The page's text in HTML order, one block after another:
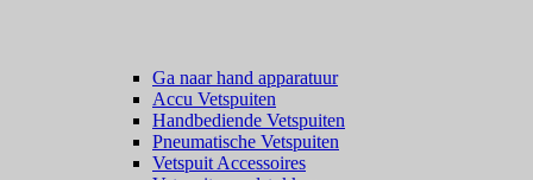
Ga naar hand apparatuur
Accu Vetspuiten
Handbediende Vetspuiten
Pneumatische Vetspuiten
Vetspuit Accessoires